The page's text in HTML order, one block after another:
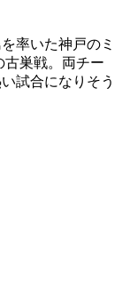
率いた神戸のミ
古巣戦。両チー
試合になりそう